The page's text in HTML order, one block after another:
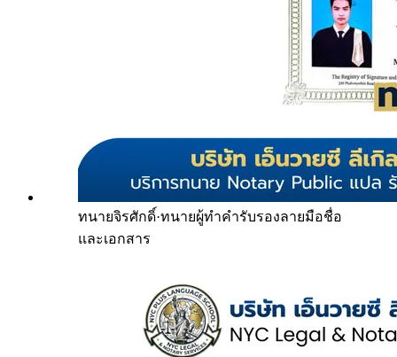
ทนายจิรศักดิ์·ทนายผู้ทำคำรับรองลายมือชื่อ
และเอกสาร